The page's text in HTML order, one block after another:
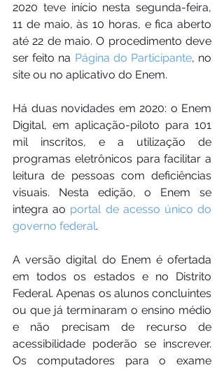
2020 teve início nesta segunda-feira,
11 de maio, às 10 horas, e fica aberto
até 22 de maio. O procedimento deve
ser feito na Página do Participante, no
site ou no aplicativo do Enem.
Há duas novidades em 2020: o Enem
Digital, em aplicação-piloto para 101
mil inscritos, e a utilização de
programas eletrônicos para facilitar a
leitura de pessoas com deficiências
visuais. Nesta edição, o Enem se
integra ao portal de acesso único do
governo federal.
A versão digital do Enem é ofertada
em todos os estados e no Distrito
Federal. Apenas os alunos concluintes
ou que já terminaram o ensino médio
e não precisam de recurso de
acessibilidade poderão se inscrever.
Os computadores para o exame